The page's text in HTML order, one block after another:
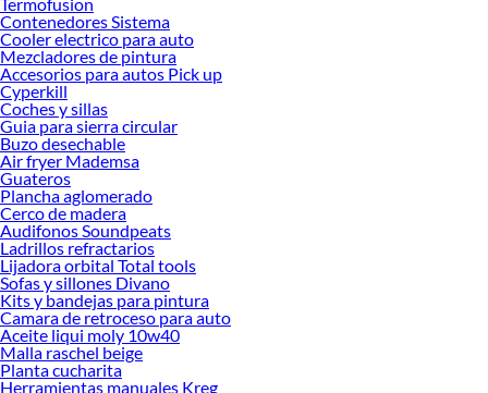
ofrecerte!
Encuentra una amplia variedad de productos de Juegos de Comedor en
Sodimac. Encuentra todo lo necesario para tus proyectos de renovación y
decoración. ¡Visítanos y haz tus ideas realidad!
Termofusion
Contenedores Sistema
Cooler electrico para auto
Mezcladores de pintura
Accesorios para autos Pick up
Cyperkill
Coches y sillas
Guia para sierra circular
Buzo desechable
Air fryer Mademsa
Guateros
Plancha aglomerado
Cerco de madera
Audifonos Soundpeats
Ladrillos refractarios
Lijadora orbital Total tools
Sofas y sillones Divano
Kits y bandejas para pintura
Camara de retroceso para auto
Aceite liqui moly 10w40
Malla raschel beige
Planta cucharita
Herramientas manuales Kreg